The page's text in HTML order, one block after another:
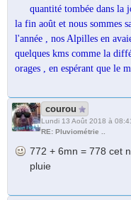
quantité tombée dans la
la fin août et nous sommes
l'année , nos Alpilles en
quelques kms comme la
orages , en espérant que le
courou
Lundi 13 Août 2018 à
RE: Pluviométrie ..
772 + 6mn = 778 cet
pluie